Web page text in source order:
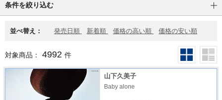
条件を絞り込む
並べ替え： 発売日順 新着順 価格の高い順 価格の安い順
対象商品： 4992 件
山下久美子
Baby alone